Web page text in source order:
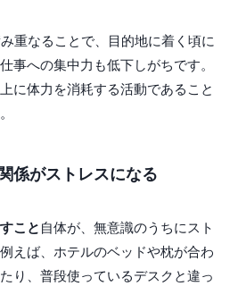
み重なることで、目的地に着く頃に
事への集中力も低下しがちです。
に体力を消耗する活動であること
係がストレスになる
こと 自体が、無意識のうちにスト
えば、ホテルのベッドや枕が合わ
り、普段使っているデスクと違っ